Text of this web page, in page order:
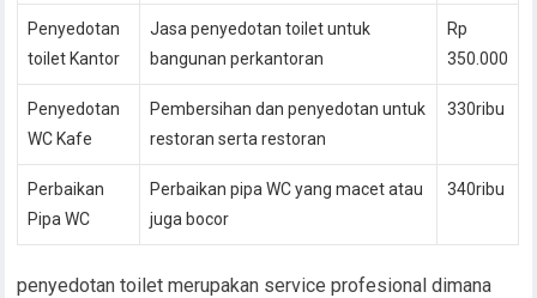
Penyedotan
toilet Kantor
Jasa penyedotan toilet untuk
bangunan perkantoran
Rp
350.000
Penyedotan
WC Kafe
Pembersihan dan penyedotan untuk
restoran serta restoran
330ribu
Perbaikan
Pipa WC
Perbaikan pipa WC yang macet atau
juga bocor
340ribu
penyedotan toilet merupakan service profesional dimana